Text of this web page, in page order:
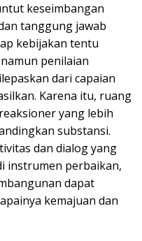
keseimbangan
tanggung jawab
kebijakan tentu
penilaian
dari capaian
Karena itu, ruang
yang lebih
substansi.
dan dialog yang
instrumen perbaikan,
dapat
kemajuan dan